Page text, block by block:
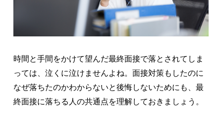
時間と手間をかけて望んだ最終面接で落とされてしま
っては、泣くに泣けませんよね。面接対策もしたのに
なぜ落ちたのかわからないと後悔しないためにも、最
終面接に落ちる人の共通点を理解しておきましょう。